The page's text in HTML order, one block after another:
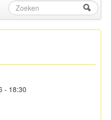
Zoekveld
Zoeken
- 18:30